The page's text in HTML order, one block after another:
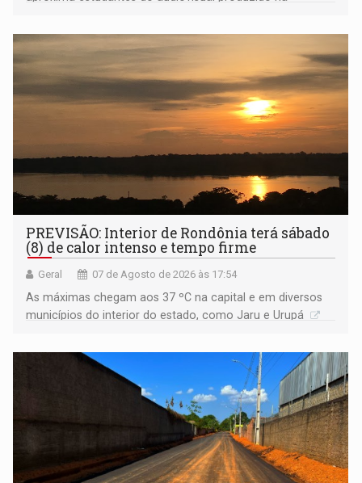
PREVISÃO: Interior de Rondônia terá sábado
(8) de calor intenso e tempo firme
Geral 07 de Agosto de 2026 às 17:54
As máximas chegam aos 37 ºC na capital e em diversos
municípios do interior do estado, como Jaru e Urupá